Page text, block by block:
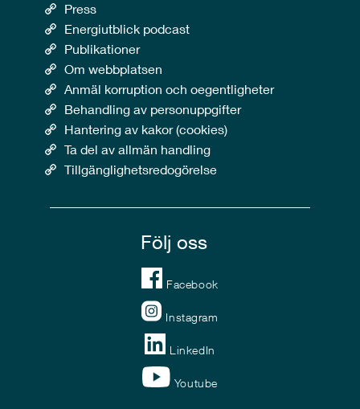
Press
Energiutblick podcast
Publikationer
Om webbplatsen
Anmäl korruption och oegentligheter
Behandling av personuppgifter
Hantering av kakor (cookies)
Ta del av allmän handling
Tillgänglighetsredogörelse
Följ oss
Facebook
Instagram
LinkedIn
Youtube